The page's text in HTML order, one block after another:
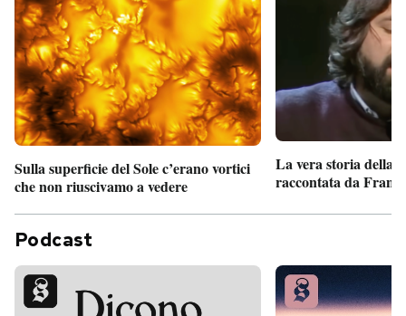
Sulla superficie del Sole c’erano vortici
che non riuscivamo a vedere
La vera storia della
raccontata da
Podcast